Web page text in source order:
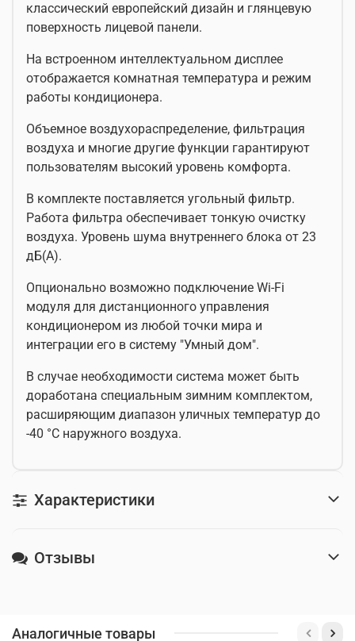
классический европейский дизайн и глянцевую
поверхность лицевой панели.
На встроенном интеллектуальном дисплее
отображается комнатная температура и режим
работы кондиционера.
Объемное воздухораспределение, фильтрация
воздуха и многие другие функции гарантируют
пользователям высокий уровень комфорта.
В комплекте поставляется угольный фильтр.
Работа фильтра обеспечивает тонкую очистку
воздуха. Уровень шума внутреннего блока от 23
дБ(А).
Опционально возможно подключение Wi-Fi
модуля для дистанционного управления
кондиционером из любой точки мира и
интеграции его в систему "Умный дом".
В случае необходимости система может быть
доработана специальным зимним комплектом,
расширяющим диапазон уличных температур до
-40 °С наружного воздуха.
Характеристики
Отзывы
Аналогичные товары